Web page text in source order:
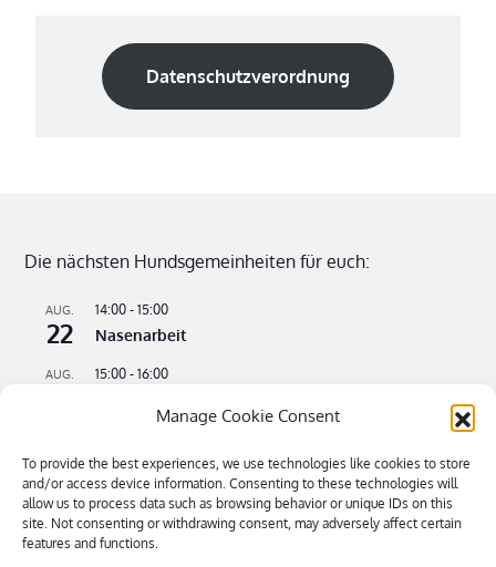
Manage Cookie Consent
To provide the best experiences, we use technologies like cookies to store
and/or access device information. Consenting to these technologies will
allow us to process data such as browsing behavior or unique IDs on this
site. Not consenting or withdrawing consent, may adversely affect certain
features and functions.
Datenschutzverordnung
Die nächsten Hundsgemeinheiten für euch:
AUG.
22
14:00 -15:00
Nasenarbeit
AUG. 15:00 -16:00
23 Flusswandern – kühle Pfoten an heißen Tagen
SEP.
4
16:00- 18:30
Bitte kommen – Kommen auf Ruf Teil 3